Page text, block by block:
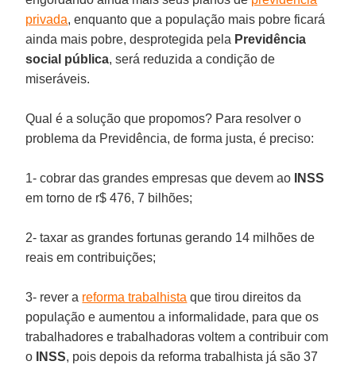
privada, enquanto que a população mais pobre ficará
ainda mais pobre, desprotegida pela Previdência
social pública, será reduzida a condição de
miseráveis.
Qual é a solução que propomos? Para resolver o
problema da Previdência, de forma justa, é preciso:
1- cobrar das grandes empresas que devem ao
INSS
em torno de r$ 476, 7 bilhões;
2- taxar as grandes fortunas gerando 14 milhões de
reais em contribuições;
3- rever a reforma trabalhista que tirou direitos da
população e aumentou a informalidade, para que os
trabalhadores e trabalhadoras voltem a contribuir com
o
INSS, pois depois da reforma trabalhista já são 37